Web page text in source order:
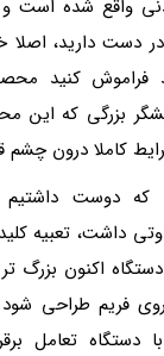
واقع شده است
دست دارید، اصلا
فراموش کنید
بزرگی که این
کاملا درون چشم
که دوست داشتیم
داشت، تعبیه
اکنون بزرگ
فریم طراحی شود
دستگاه تعامل